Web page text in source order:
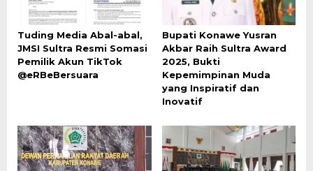
Tuding Media Abal-abal,
JMSI Sultra Resmi Somasi
Pemilik Akun TikTok
@eRBeBersuara
Bupati Konawe Yusran
Akbar Raih Sultra Award
2025, Bukti
Kepemimpinan Muda
yang Inspiratif dan
Inovatif